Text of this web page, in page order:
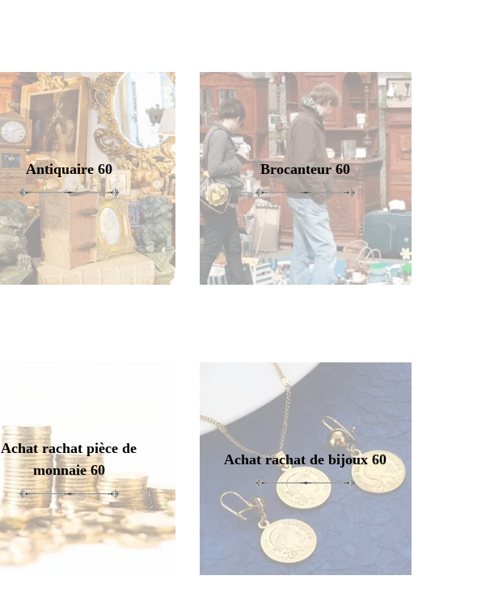
Antiquaire 60 Brocanteur 60
Achat rachat pièce de
monnaie 60
Achat rachat de bijoux 60